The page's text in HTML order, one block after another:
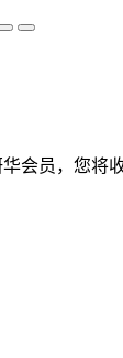
会员，您将